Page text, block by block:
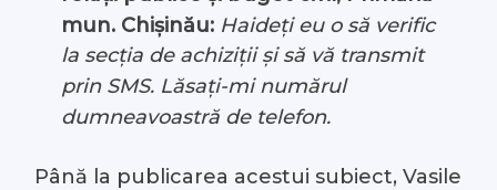
mun. Chișinău: Haideți eu o să verific
la secția de achiziții și să vă transmit
prin SMS. Lăsați-mi numărul
dumneavoastră de telefon.
Până la publicarea acestui subiect, Vasile